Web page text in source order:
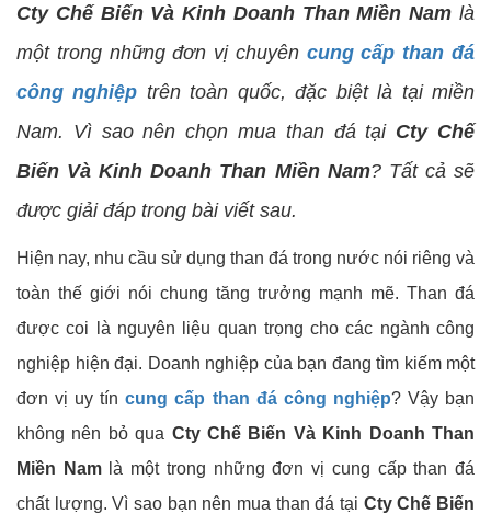
Cty Chế Biến Và Kinh Doanh Than Miền Nam là
một trong những đơn vị chuyên cung cấp than đá
công nghiệp trên toàn quốc, đặc biệt là tại miền
Nam. Vì sao nên chọn mua than đá tại Cty Chế
Biến Và Kinh Doanh Than Miền Nam? Tất cả sẽ
được giải đáp trong bài viết sau.
Hiện nay, nhu cầu sử dụng than đá trong nước nói riêng và
toàn thế giới nói chung tăng trưởng mạnh mẽ. Than đá
được coi là nguyên liệu quan trọng cho các ngành công
nghiệp hiện đại. Doanh nghiệp của bạn đang tìm kiếm một
đơn vị uy tíncung cấp than đá công nghiệp? Vậy bạn
không nên bỏ qua Cty Chế Biến Và Kinh Doanh Than
Miền Namlà một trong những đơn vị cung cấp than đá
chất lượng. Vì sao bạn nên mua than đá tại Cty Chế Biến